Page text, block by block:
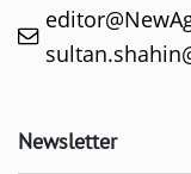
Newsletter